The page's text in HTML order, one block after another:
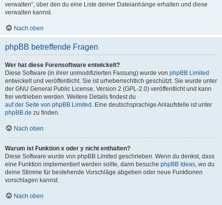
verwalten“, über den du eine Liste deiner Dateianhänge erhalten und diese
verwalten kannst.
Nach oben
phpBB betreffende Fragen
Wer hat diese Forensoftware entwickelt?
Diese Software (in ihrer unmodifizierten Fassung) wurde von phpBB Limited
entwickelt und veröffentlicht. Sie ist urheberrechtlich geschützt. Sie wurde unter
der GNU General Public License, Version 2 (GPL-2.0) veröffentlicht und kann
frei vertrieben werden. Weitere Details findest du
auf der Seite von phpBB Limited . Eine deutschsprachige Anlaufstelle ist unter
phpBB.de zu finden.
Nach oben
Warum ist Funktion x oder y nicht enthalten?
Diese Software wurde von phpBB Limited geschrieben. Wenn du denkst, dass
eine Funktion implementiert werden sollte, dann besuche phpBB Ideas, wo du
deine Stimme für bestehende Vorschläge abgeben oder neue Funktionen
vorschlagen kannst.
Nach oben